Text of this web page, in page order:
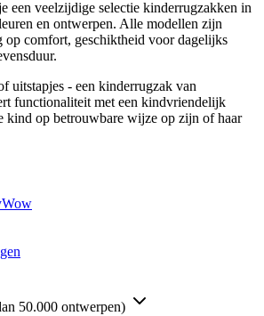
een veelzijdige selectie kinderrugzakken in
en ontwerpen. Alle modellen zijn
op comfort, geschiktheid voor dagelijks
uitstapjes - een kinderrugzak van
functionaliteit met een kindvriendelijk
kind op betrouwbare wijze op zijn of haar
50.000 ontwerpen)